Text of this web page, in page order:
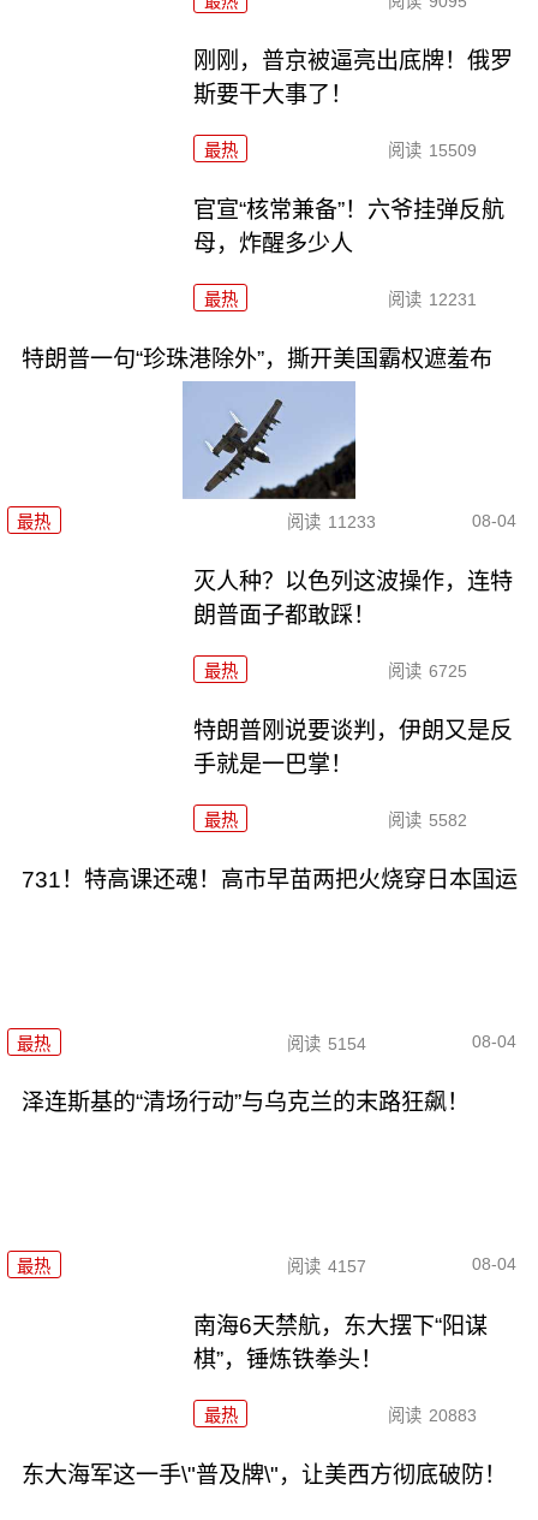
刚刚，普京被逼亮出底牌！俄罗
斯要干大事了！
最热 阅读 15509
官宣“核常兼备”！六爷挂弹反航
母，炸醒多少人
最热 阅读 12231
特朗普一句“珍珠港除外”，撕开美国霸权遮羞布
最热 阅读 11233 08-04
灭人种？以色列这波操作，连特
朗普面子都敢踩！
最热 阅读 6725
特朗普刚说要谈判，伊朗又是反
手就是一巴掌！
最热 阅读 5582
731！特高课还魂！高市早苗两把火烧穿日本国运
最热 阅读 5154 08-04
泽连斯基的“清场行动”与乌克兰的末路狂飙！
最热 阅读 4157 08-04
南海6天禁航，东大摆下“阳谋
棋”，锤炼铁拳头！
最热 阅读 20883
东大海军这一手\"普及牌\"，让美西方彻底破防！